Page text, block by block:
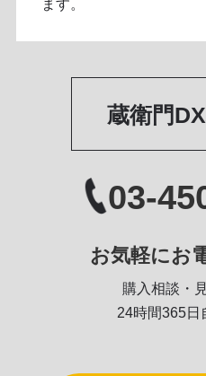
ます。
蔵衛門
03-
お気軽にお
購入相談・
24時間365日